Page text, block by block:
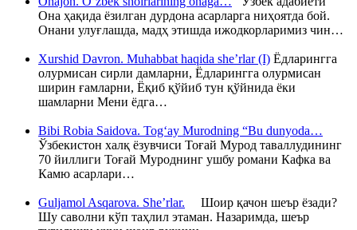
Она ҳақида ёзилган дурдона асарларга ниҳоятда бой.
Онани улуғлашда, мадҳ этишда ижодкорларимиз чин…
Xurshid Davron. Muhabbat haqida she’rlar (I) Ёдларингга
олурмисан сирли дамларни, Ёдларингга олурмисан
ширин ғамларни, Ёқиб қўйиб тун қўйнида ёки
шамларни Мени ёдга…
Bibi Robia Saidova. Tog‘ay Murodning “Bu dunyoda…
Ўзбекистон халқ ёзувчиси Тоғай Мурод таваллудининг
70 йиллиги Тоғай Муроднинг ушбу романи Кафка ва
Камю асарлари…
Guljamol Asqarova. She’rlar. Шоир қачон шеър ёзади?
Шу саволни кўп таҳлил этаман. Назаримда, шеър